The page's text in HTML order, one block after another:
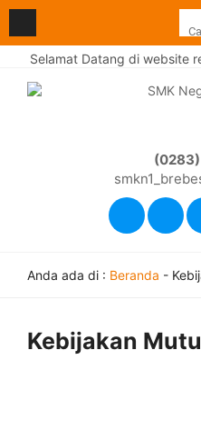
Selamat Datang di website
Anda ada di : Beranda -
Kebijakan Mutu